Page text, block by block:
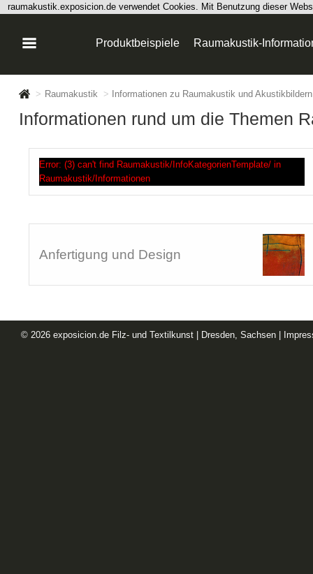
raumakustik.exposicion.de verwendet Cookies. Mit Benutzung dieser
> Raumakustik > Informationen zu Raumakustik und
Informationen rund um die Themen
Error: (3) can't find Raumakustik/InfoKategorienTemplate/ in
Raumakustik/Informationen
Anfertigung und Design
Produktbeispiele Raumakustik-
© 2026 exposicion.de Filz- und Textilkunst | Dresden, Sachsen |